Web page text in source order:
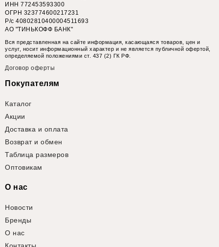
ИНН 772453593300
ОГРН 323774600217231
Р/с 40802810400004511693
АО "ТИНЬКОФФ БАНК"
Вся представленная на сайте информация, касающаяся товаров, цен и
услуг, носит информационный характер и не является публичной офертой,
определяемой положениями ст. 437 (2) ГК РФ.
Договор оферты
Покупателям
Каталог
Акции
Доставка и оплата
Возврат и обмен
Таблица размеров
Оптовикам
О нас
Новости
Бренды
О нас
Контакты